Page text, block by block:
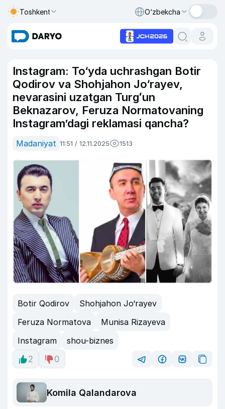
Toshkent O‘zbekcha
Instagram: To‘yda uchrashgan Botir
Qodirov va Shohjahon Jo‘rayev,
nevarasini uzatgan Turgʻun
Beknazarov, Feruza Normatovaning
Instagram’dagi reklamasi qancha?
Madaniyat 11:51 / 12.11.2025 1513
Botir Qodirov
Shohjahon Jo‘rayev
Feruza Normatova
Munisa Rizayeva
Instagram
shou-biznes
2
0
Komila Qalandarova